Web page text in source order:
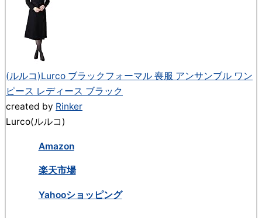
(ルルコ)Lurco ブラックフォーマル 喪服 アンサンブル ワン
ピース レディース ブラック
created by Rinker
Lurco(ルルコ)
Amazon
楽天市場
Yahooショッピング